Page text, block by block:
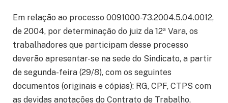
Em relação ao processo 0091000-73.2004.5.04.0012,
de 2004, por determinação do juiz da 12ª Vara, os
trabalhadores que participam desse processo
deverão apresentar-se na sede do Sindicato, a partir
de segunda-feira (29/8), com os seguintes
documentos (originais e cópias): RG, CPF, CTPS com
as devidas anotações do Contrato de Trabalho,